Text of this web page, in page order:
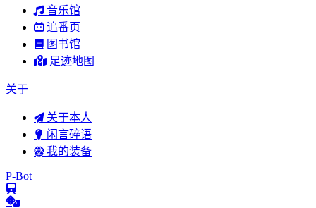
音乐馆
追番页
图书馆
足迹地图
关于
关于本人
闲言碎语
我的装备
P-Bot